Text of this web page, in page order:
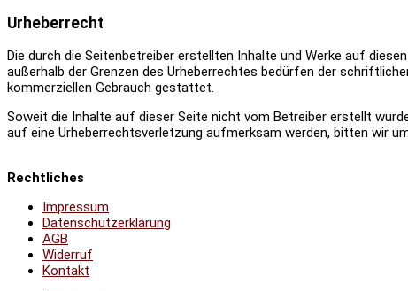
Urheberrecht
Die durch die Seitenbetreiber erstellten Inhalte und Werke auf
außerhalb der Grenzen des Urheberrechtes bedürfen der
kommerziellen Gebrauch gestattet.
Soweit die Inhalte auf dieser Seite nicht vom Betreiber erstellt
auf eine Urheberrechtsverletzung aufmerksam werden, bitten wir
Rechtliches
Impressum
Datenschutzerklärung
AGB
Widerruf
Kontakt